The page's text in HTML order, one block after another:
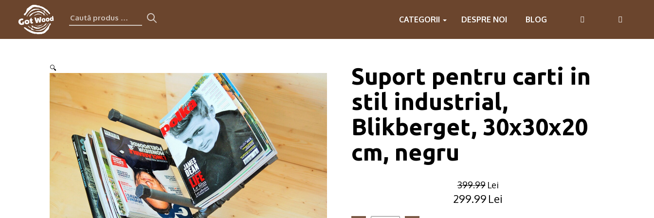
Caută
produs:
CATEGORII DESPRE NOI BLOG
🔍
Suport pentru carti in
stil industrial,
Blikberget, 30x30x20
cm, negru
399.99 Lei
Original
299.99 Lei
Current